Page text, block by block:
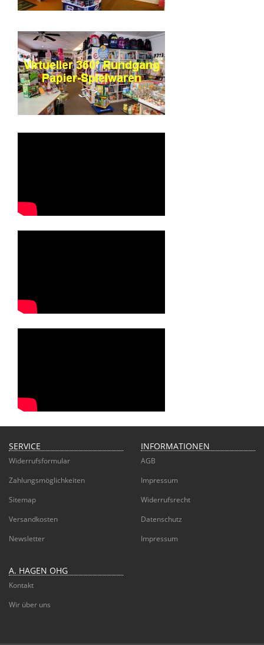
SERVICE
Widerrufsformular
Zahlungsmöglichkeiten
Sitemap
Versandkosten
Newsletter
INFORMATIONEN
AGB
Impressum
Widerrufsrecht
Datenschutz
Impressum
A. HAGEN OHG
Kontakt
Wir über uns